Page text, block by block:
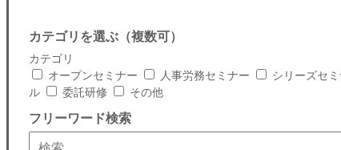
カテゴリを選ぶ（複数可）
カテゴリ
オープンセミナー
人事労務セミナー シリーズセ
ル
委託研修 その他
フリーワード検索